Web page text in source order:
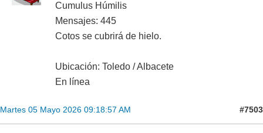
Cumulus Húmilis
Mensajes: 445
Cotos se cubrirá de hielo.
Ubicación: Toledo / Albacete
En línea
Martes 05 Mayo 2026 09:18:57 AM #7503